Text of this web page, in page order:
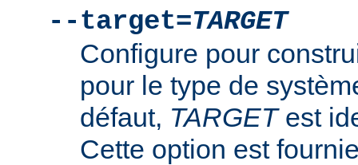
--target=TARGET
Configure pour
pour le type de
défaut, TARGETest
Cette option est